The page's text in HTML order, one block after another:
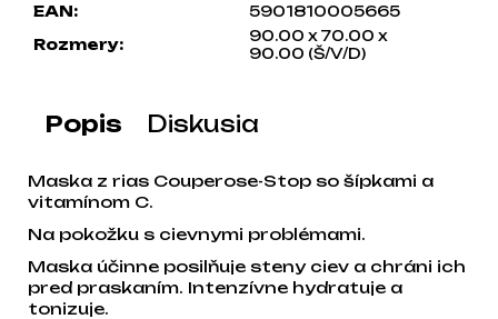
EAN:
5901810005665
Rozmery:
90.00 x 70.00 x
90.00 (Š/V/D)
Popis Diskusia
Maska z rias Couperose-Stop so šípkami a
vitamínom C.
Na pokožku s cievnymi problémami.
Maska účinne posilňuje steny ciev a chráni ich
pred praskaním. Intenzívne hydratuje a
tonizuje.